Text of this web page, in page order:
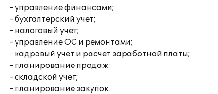
- управление финансами;
- бухгалтерский учет;
- налоговый учет;
- управление ОС и ремонтами;
- кадровый учет и расчет заработной платы;
- планирование продаж;
- складской учет;
- планирование закупок.